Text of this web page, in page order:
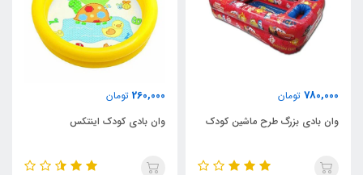
260,000
وان بادی کودک اینتکس
4,500,000
وان بادی اینتایم کد YT-038B